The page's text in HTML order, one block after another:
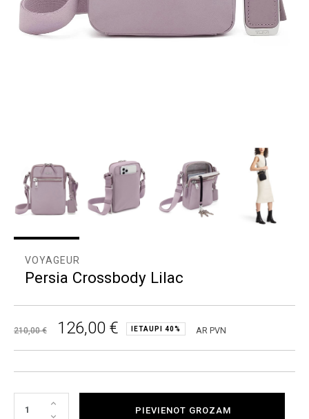
VOYAGEUR
Persia Crossbody Lilac
210,00 € 126,00 € IETAUPI 40% AR PVN
PIEVIENOT GROZAM